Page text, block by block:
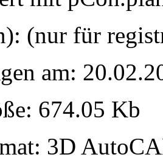
(nur für
am:
674.05 Kb
3D